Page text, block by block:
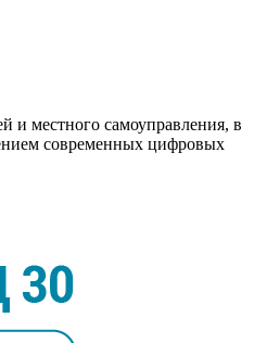
и местного самоуправления, в
современных цифровых